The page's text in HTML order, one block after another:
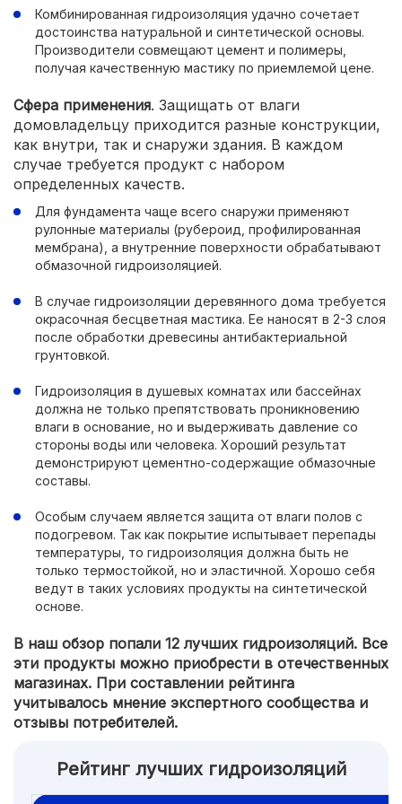
Комбинированная гидроизоляция удачно сочетает
достоинства натуральной и синтетической основы.
Производители совмещают цемент и полимеры,
получая качественную мастику по приемлемой цене.
Сфера применения. Защищать от влаги
домовладельцу приходится разные конструкции,
как внутри, так и снаружи здания. В каждом
случае требуется продукт с набором
определенных качеств.
Для фундамента чаще всего снаружи применяют
рулонные материалы (рубероид, профилированная
мембрана), а внутренние поверхности обрабатывают
обмазочной гидроизоляцией.
В случае гидроизоляции деревянного дома требуется
окрасочная бесцветная мастика. Ее наносят в 2-3 слоя
после обработки древесины антибактериальной
грунтовкой.
Гидроизоляция в душевых комнатах или бассейнах
должна не только препятствовать проникновению
влаги в основание, но и выдерживать давление со
стороны воды или человека. Хороший результат
демонстрируют цементно-содержащие обмазочные
составы.
Особым случаем является защита от влаги полов с
подогревом. Так как покрытие испытывает перепады
температуры, то гидроизоляция должна быть не
только термостойкой, но и эластичной. Хорошо себя
ведут в таких условиях продукты на синтетической
основе.
В наш обзор попали 12 лучших гидроизоляций. Все
эти продукты можно приобрести в отечественных
магазинах. При составлении рейтинга
учитывалось мнение экспертного сообщества и
отзывы потребителей.
Рейтинг лучших гидроизоляций